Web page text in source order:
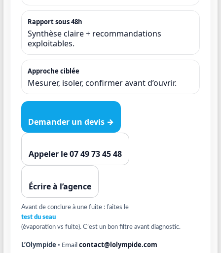
Rapport sous 48h
Synthèse claire + recommandations
exploitables.
Approche ciblée
Mesurer, isoler, confirmer avant d’ouvrir.
Demander un devis →
Appeler le 07 49 73 45 48
Écrire à l’agence
Avant de conclure à une fuite : faites le
test du seau
(évaporation vs fuite). C’est un bon filtre avant diagnostic.
L’Olympide • Emailcontact@lolympide.com